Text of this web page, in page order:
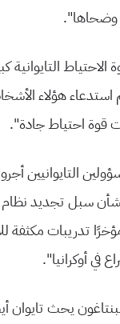
التايوانية
هؤلاء
قوة احتياط جادة”.
التايوانيين
سبل تجديد
تدريبات مكثفة
في أوكرانيا”.
يحث تايوان